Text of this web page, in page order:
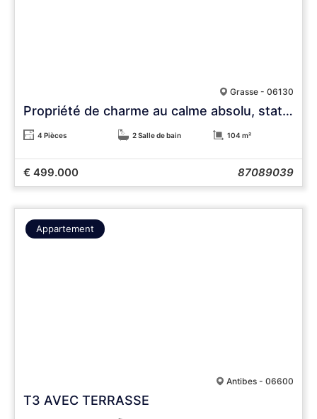
Grasse - 06130
Propriété de charme au calme absolu, stationnements, 3 600 m² de terrain
4 Pièces 2 Salle de bain 104 m²
€ 499.000 87089039
Appartement
Antibes - 06600
T3 AVEC TERRASSE